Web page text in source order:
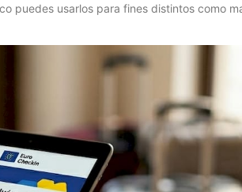
puedes usarlos para fines distintos como